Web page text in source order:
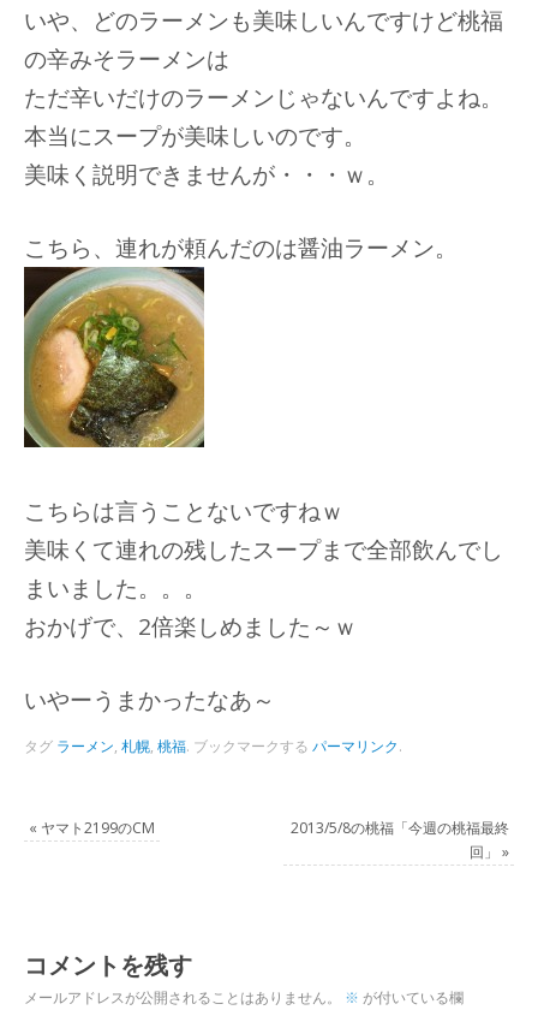
いや、どのラーメンも美味しいんですけど桃福
の辛みそラーメンは
ただ辛いだけのラーメンじゃないんですよね。
本当にスープが美味しいのです。
美味く説明できませんが・・・ｗ。
こちら、連れが頼んだのは醤油ラーメン。
こちらは言うことないですねｗ
美味くて連れの残したスープまで全部飲んでし
まいました。。。
おかげで、2倍楽しめました～ｗ
いやーうまかったなあ～
タグ ラーメン,札幌,桃福. ブックマークするパーマリンク.
« ヤマト2199のCM
2013/5/8の桃福「今週の桃福最終
回」 »
コメントを残す
メールアドレスが公開されることはありません。 ※ が付いている欄